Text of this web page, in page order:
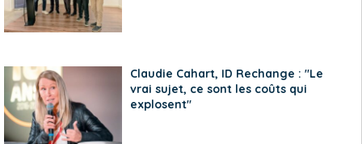
Claudie Cahart, ID Rechange : "Le
vrai sujet, ce sont les coûts qui
explosent"